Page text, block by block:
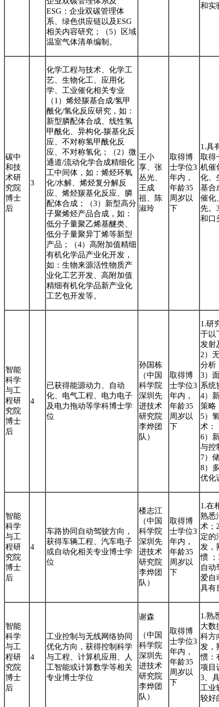
ESG：企业双碳管理体
系、绿色供应链以及ESG
相关内容研究；（5）区域
温室气体清单编制。
和实
碳中
和技
术研
究院
博士
后
3
化学工程与技术、化学工
艺、生物化工、应用化
学、工业催化相关专业
（1）烯烃羰基合成/氢甲
酰化/氢化反应研究，如：
新型膦配体合成、线性氢
甲酰化、异构化-羰基化反
应、不对称氢甲酰化反
应、不对称氢化；（2）微
通道/流动化学合成精细化
工中间体，如：烯烃环氧
化/水解、烯烃复分解反
应、烯烃羰基化反应、膦
配体合成；（3）新型高分
子聚烯烃产品合成，如：
低分子量聚乙烯基醚类、
低分子量聚异丁烯等新型
产品；（4）高附加值精细
有机化学品产业化开发，
如：生物来源活性物质产
业化工艺开发、高附加值
精细有机化学品新产业化
工艺包开发等。
王小
享、张
丛光、
王成
祖、陈
淑玲
取得博
士学位3
年内，
年龄35
周岁以
下
1.具
取得
机催
化、
基合
催化
先。
和口
智能
科学
与工
程研
究院
博士
后
4
已获得能源动力、自动
化、电气工程、电力电子
及电力拖动等学科博士学
位
孙国栋
（中国
科学院
深圳先
进技术
研究院
李烨团
队）
取得博
士学位3
年内，
年龄35
周岁以
下
1.研
于以
发射
2）
分析
3）
系统
4）
策略
5）
术：
6）
与控
7）
8）
优化
智能
科学
与工
程研
究院
博士
后
4
车路协同自动驾驶方向，
获得车辆工程、汽车电子
或自动化相关专业博士学
位
楼志江
（中国
科学院
深圳先
进技术
研究院
李烨团
队）
取得博
士学位3
年内，
年龄35
周岁以
下
1.在
熟悉
术；
定的
发，
惯
自动
爱自
具有
智能
科学
与工
程研
究院
博士
后
4
工业控制与无线网络协同
优化方向，获得控制科学
与工程、计算机应用、人
工智能或计算数学等相关
专业博士学位
谢森
（中国
科学院
深圳先
进技术
研究院
李烨团
队）
取得博
士学位3
年内，
年龄35
周岁以
下
1.熟
大数
科方
发，
惯：
项目
3、
工业
较好